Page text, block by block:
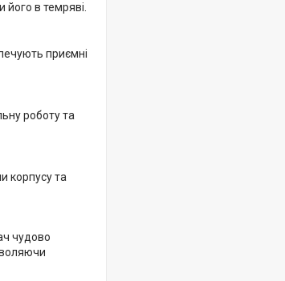
його в темряві.
приємні
роботу та
корпусу та
чудово